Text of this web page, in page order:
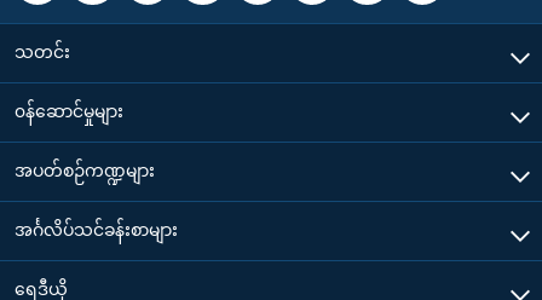
သတင်း
၀န်ဆောင်မှုများ
အပတ်စဉ်ကဏ္ဍများ
အင်္ဂလိပ်သင်ခန်းစာများ
ရေဒီယို